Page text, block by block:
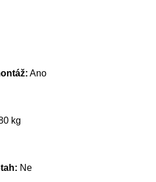
Ano
kg
Ne